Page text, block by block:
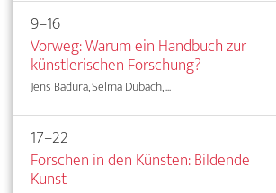
9–16
Vorweg: Warum ein Handbuch zur
künstlerischen Forschung?
Jens Badura, Selma Dubach, ...
17–22
Forschen in den Künsten: Bildende
Kunst